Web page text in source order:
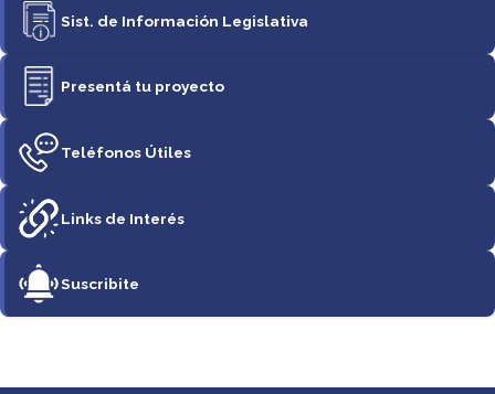
Sist. de Información Legislativa
Presentá tu proyecto
Teléfonos Útiles
Links de Interés
Suscribite